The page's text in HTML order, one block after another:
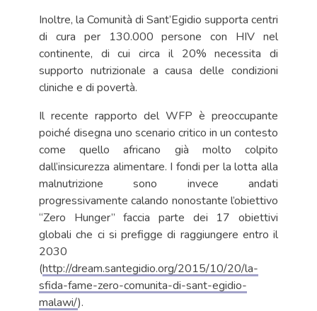
Inoltre, la Comunità di Sant’Egidio supporta centri
di cura per 130.000 persone con HIV nel
continente, di cui circa il 20% necessita di
supporto nutrizionale a causa delle condizioni
cliniche e di povertà.
Il recente rapporto del WFP è preoccupante
poiché disegna uno scenario critico in un contesto
come quello africano già molto colpito
dall’insicurezza alimentare. I fondi per la lotta alla
malnutrizione sono invece andati
progressivamente calando nonostante l’obiettivo
“Zero Hunger” faccia parte dei 17 obiettivi
globali che ci si prefigge di raggiungere entro il
2030
(http://dream.santegidio.org/2015/10/20/la-
sfida-fame-zero-comunita-di-sant-egidio-
malawi/).